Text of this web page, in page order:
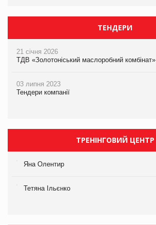
ТЕНДЕРИ
21 січня 2026
ТДВ «Золотоніський маслоробний комбінат»
03 липня 2023
Тендери компанії
ТРЕНІНГОВИЙ ЦЕНТР
Яна Олентир
Тетяна Ільєнко